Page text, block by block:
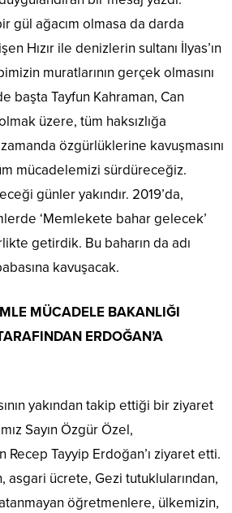
gül ağacım olmasa da darda
Hızır ile denizlerin sultanı İlyas’ın
muratlarının gerçek olmasını
başta Tayfun Kahraman, Can
üzere, tüm haksızlığa
özgürlüklerine kavuşmasını
mücadelemizi sürdüreceğiz.
günler yakındır. 2019’da,
‘Memlekete bahar gelecek’
getirdik. Bu baharın da adı
kavuşacak.
MÜCADELE BAKANLIĞI
ERDOĞAN’A
yakından takip ettiği bir ziyaret
Sayın Özgür Özel,
Recep Tayyip Erdoğan’ı ziyaret etti.
asgari ücrete, Gezi tutuklularından,
öğretmenlere, ülkemizin,